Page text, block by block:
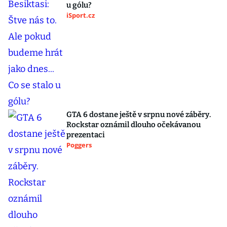
u gólu?
iSport.cz
GTA 6 dostane ještě v srpnu nové záběry.
Rockstar oznámil dlouho očekávanou
prezentaci
Poggers